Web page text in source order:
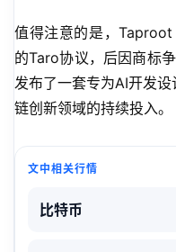
值得注意的是，
的Taro协议，后因商标
发布了一套专为AI开发
链创新领域的持续投入。
文中相关行情
比特币